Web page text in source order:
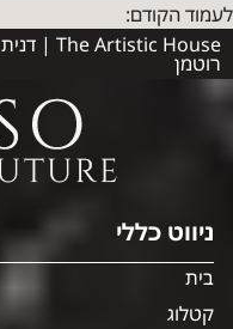
לעמוד הקודם:
The Artistic House | דנית
רוטמן
ניווט כללי
בית
קטלוג